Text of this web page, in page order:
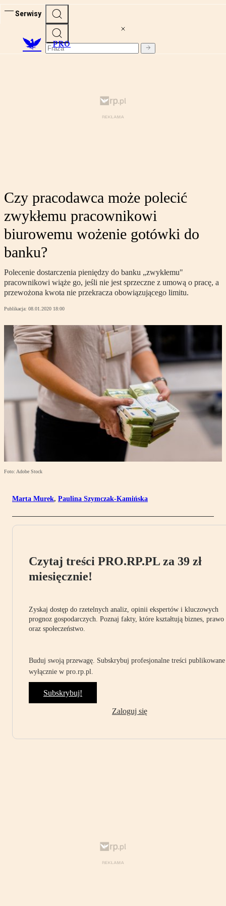
Serwisy
PRO
Czy pracodawca może polecić
zwykłemu pracownikowi
biurowemu wożenie gotówki do
banku?
Polecenie dostarczenia pieniędzy do banku „zwykłemu"
pracownikowi wiąże go, jeśli nie jest sprzeczne z umową o pracę, a
przewożona kwota nie przekracza obowiązującego limitu.
Publikacja: 08.01.2020 18:00
Foto: Adobe Stock
Marta Murek, Paulina Szymczak-Kamińska
Czytaj treści PRO.RP.PL za 39 zł
miesięcznie!
Zyskaj dostęp do rzetelnych analiz, opinii ekspertów i kluczowych
prognoz gospodarczych. Poznaj fakty, które kształtują biznes, prawo
oraz społeczeństwo.
Buduj swoją przewagę. Subskrybuj profesjonalne treści publikowane
wyłącznie w pro.rp.pl.
Subskrybuj!
Zaloguj się